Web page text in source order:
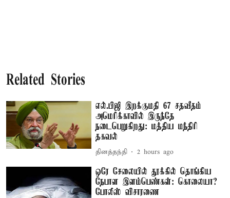
Related Stories
எல்.பிஜி இறக்குமதி 67 சதவீதம்
அமெரிக்காவில் இருந்தே
நடைபெறுகிறது: மத்திய மந்திரி
தகவல்
தினத்தந்தி 2 hours ago
ஒரே சேலையில் தூக்கில் தொங்கிய
நேபாள இளம்பெண்கள்: கொலையா?
போலீஸ் விசாரணை